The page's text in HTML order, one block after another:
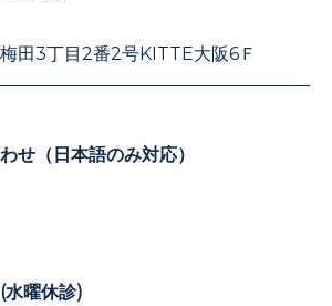
田3丁目2番2号KITTE大阪6Ｆ
せ（日本語のみ対応）
水曜休診)